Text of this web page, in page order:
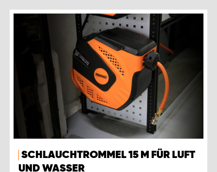
SCHLAUCHTROMMEL 15 M FÜR LUFT
UND WASSER